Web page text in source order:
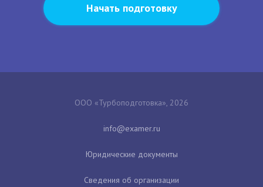
Начать подготовку
ООО «Турбоподготовка», 2026
Юридические документы
Сведения об организации